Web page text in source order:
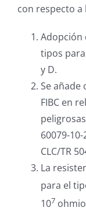
con respecto
Adopción
tipos para
y D.
Se añade
FIBC en
60079-
CLC/TR
La
para el
107